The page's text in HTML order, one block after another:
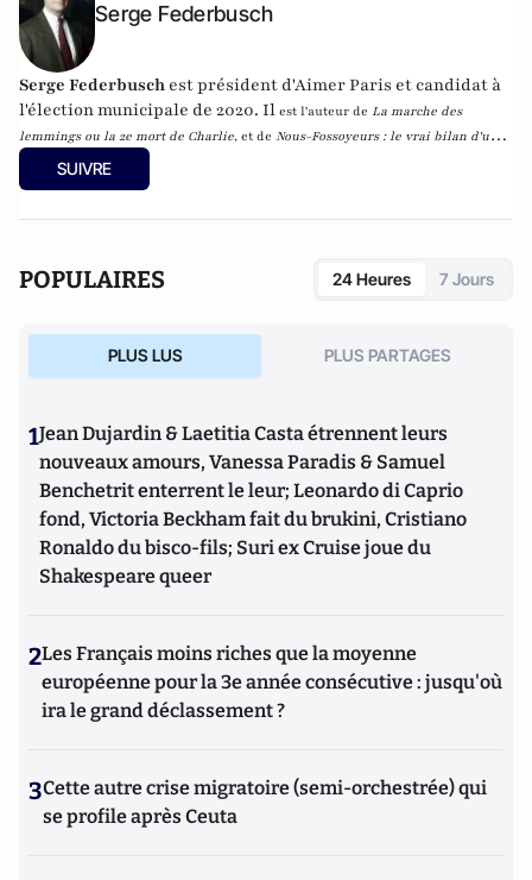
Serge Federbusch
Serge Federbusch est président d'Aimer Paris et candidat à
l'élection municipale de 2020. Il est l'auteur de La marche des
lemmings ou la 2e mort de Charlie, et de Nous-Fossoyeurs : le vrai bilan d'un
fatal quinquennat
SUIVRE
POPULAIRES 24 Heures 7 Jours
PLUS LUS PLUS PARTAGES
1Jean Dujardin & Laetitia Casta étrennent leurs
nouveaux amours, Vanessa Paradis & Samuel
Benchetrit enterrent le leur; Leonardo di Caprio
fond, Victoria Beckham fait du brukini, Cristiano
Ronaldo du bisco-fils; Suri ex Cruise joue du
Shakespeare queer
2Les Français moins riches que la moyenne
européenne pour la 3e année consécutive : jusqu'où
ira le grand déclassement ?
3Cette autre crise migratoire (semi-orchestrée) qui
se profile après Ceuta